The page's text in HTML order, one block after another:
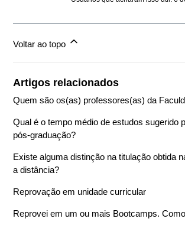
Voltar ao topo
Artigos relacionados
Quem são os(as) professores(as) da
Qual é o tempo médio de estudos sugerido
pós-graduação?
Existe alguma distinção na titulação obtida
a distância?
Reprovação em unidade curricular
Reprovei em um ou mais Bootcamps.